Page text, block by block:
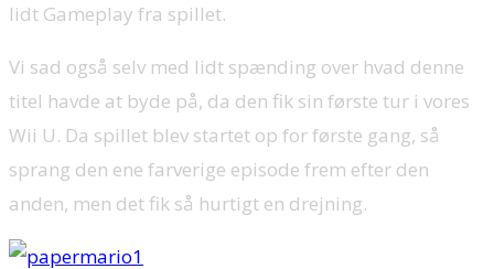
lidt Gameplay fra spillet.
Vi sad også selv med lidt spænding over hvad denne
titel havde at byde på, da den fik sin første tur i vores
Wii U. Da spillet blev startet op for første gang, så
sprang den ene farverige episode frem efter den
anden, men det fik så hurtigt en drejning.